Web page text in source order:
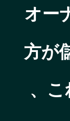
オー
方が
、